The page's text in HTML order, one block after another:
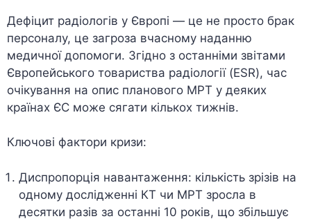
Дефіцит радіологів у Європі — це не просто брак
персоналу, це загроза вчасному наданню
медичної допомоги. Згідно з останніми звітами
Європейського товариства радіології (ESR), час
очікування на опис планового МРТ у деяких
країнах ЄС може сягати кількох тижнів.
Ключові фактори кризи:
Диспропорція навантаження: кількість зрізів на
одному дослідженні КТ чи МРТ зросла в
десятки разів за останні 10 років, що збільшує